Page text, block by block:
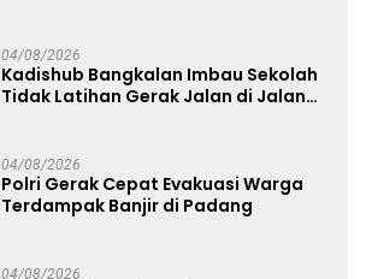
04/08/2026
Kadishub Bangkalan Imbau Sekolah
Tidak Latihan Gerak Jalan di Jalan
04/08/2026
Polri Gerak Cepat Evakuasi Warga
Terdampak Banjir di Padang
04/08/2026